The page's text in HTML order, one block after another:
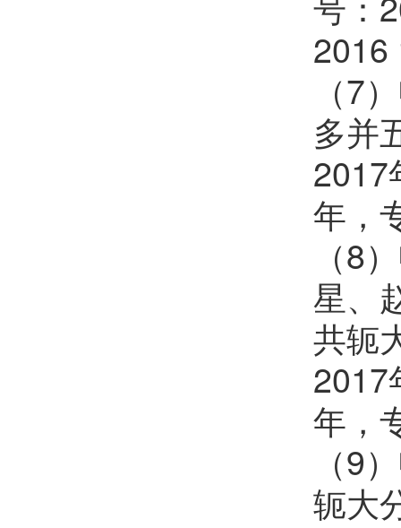
2016
（7
多并
2017
年，
（8
星、
共轭
2017
年，
（9
轭大